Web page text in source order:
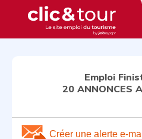
Emploi
20 ANNONCES
Créer une alerte e-